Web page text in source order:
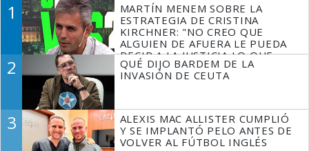
1
MARTÍN MENEM SOBRE LA
ESTRATEGIA DE CRISTINA
KIRCHNER: "NO CREO QUE
ALGUIEN DE AFUERA LE PUEDA
DECIR A LA JUSTICIA LO QUE
TIENE QUE HACER"
2
QUÉ DIJO BARDEM DE LA
INVASIÓN DE CEUTA
3
ALEXIS MAC ALLISTER CUMPLIÓ
Y SE IMPLANTÓ PELO ANTES DE
VOLVER AL FÚTBOL INGLÉS